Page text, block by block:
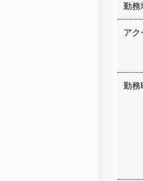
勤務
アク
勤務